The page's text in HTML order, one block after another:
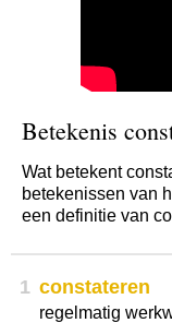
Betekenis
Wat betekent
betekenissen van
een definitie van
1 constateren
regelmatig